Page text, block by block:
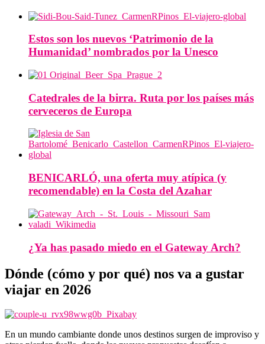
Estos son los nuevos ‘Patrimonio de la
Humanidad’ nombrados por la Unesco
Catedrales de la birra. Ruta por los países más
cerveceros de Europa
BENICARLÓ, una oferta muy atípica (y
recomendable) en la Costa del Azahar
¿Ya has pasado miedo en el Gateway Arch?
Dónde (cómo y por qué) nos va a gustar
viajar en 2026
En un mundo cambiante donde unos destinos surgen de improviso y